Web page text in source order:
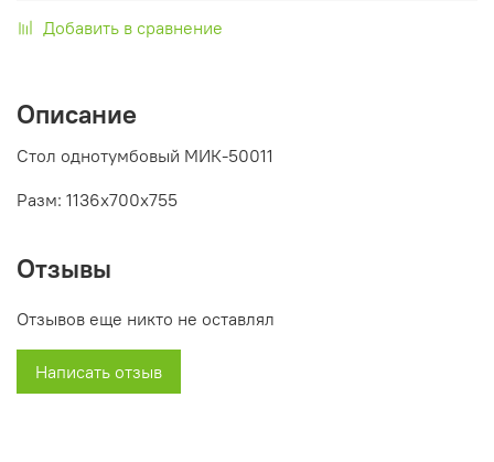
Добавить в сравнение
Описание
Стол однотумбовый МИК-50011
Разм: 1136x700x755
Отзывы
Отзывов еще никто не оставлял
Написать отзыв